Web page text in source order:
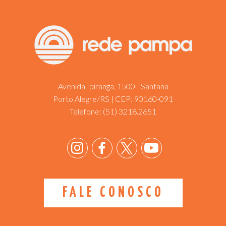
Avenida Ipiranga, 1500 - Santana
Porto Alegre/RS | CEP: 90160-091
Telefone: (51) 3218.2651
FALE CONOSCO